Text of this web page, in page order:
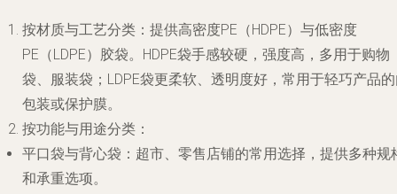
按材质与工艺分类 ：提供高密度PE（HDPE）与低密度
PE（LDPE）胶袋。HDPE袋手感较硬，强度高，多用于购物
袋、服装袋；LDPE袋更柔软、透明度好，常用于轻巧产品
包装或保护膜。
按功能与用途分类 ：
平口袋与背心袋 ：超市、零售店铺的常用选择，提供多种规
和承重选项。